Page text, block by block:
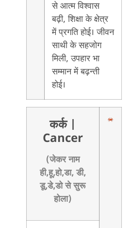
से आत्म विश्वास
बढ़ी, शिक्षा के क्षेत्र
में प्रगति होई। जीवन
साथी के सहजोग
मिली, उपहार भा
सम्मान में बढ़न्ती
होई।
कर्क
Cancer
(जेकर नाम
ही,हू,हो,डा, डी,
डू,डे,डो से सुरू
होला)